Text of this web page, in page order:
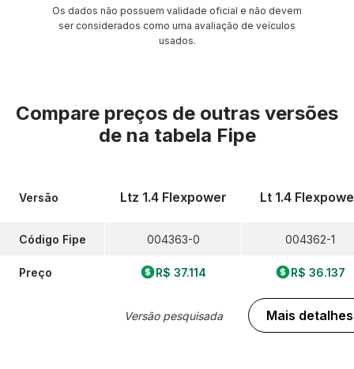
Os dados não possuem validade oficial e não devem
ser considerados como uma avaliação de veículos
usados.
Compare preços de outras versões
de na tabela Fipe
Versão
Código Fipe
Preço
Ltz 1.4 Flexpower
004363-0
R$ 37.114
Versão pesquisada
Lt 1.4
004362-1
R$ 36.137
Mais detalhes